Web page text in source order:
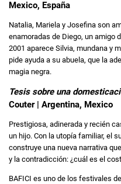
Mexico, España
Natalia, Mariela y Josefina son
enamoradas de Diego, un amigo
2001 aparece Silvia, mundana y
pide ayuda a su abuela, que la
magia negra.
Tesis sobre una
Couter | Argentina, Mexico
Prestigiosa, adinerada y recién
un hijo. Con la utopía familiar, el
construye una nueva narrativa
y la contradicción: ¿cuál es el
BAFICI es uno de los festivales